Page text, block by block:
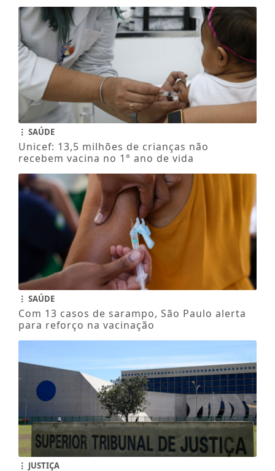
SAÚDE
Unicef: 13,5 milhões de crianças não
recebem vacina no 1° ano de vida
SAÚDE
Com 13 casos de sarampo, São Paulo alerta
para reforço na vacinação
JUSTIÇA